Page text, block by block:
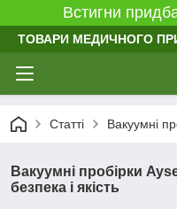
Встигни
ТОВАРИ МЕДИЧНОГО
Статті Вакуумні
Вакуумні пробірки
безпека і якість